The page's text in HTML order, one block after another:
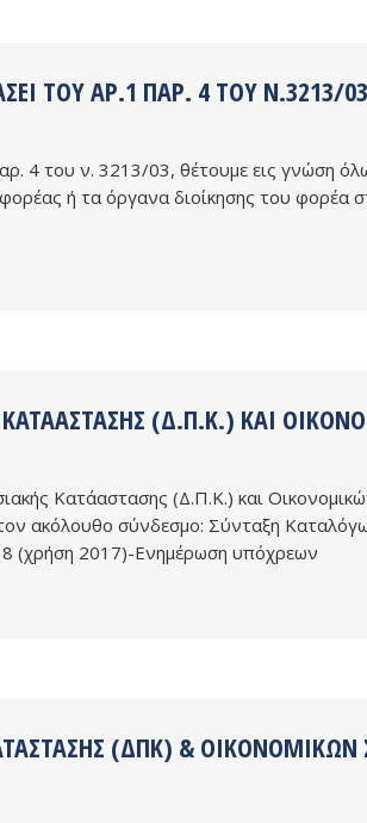
ΤΟΥ ΑΡ.1 ΠΑΡ. 4 ΤΟΥ Ν.3213/03
4 του ν. 3213/03, θέτουμε εις γνώση
ή τα όργανα διοίκησης του φορέα
ΚΑΤΆΑΣΤΑΣΗΣ (Δ.Π.Κ.) ΚΑΙ
Κατάαστασης (Δ.Π.Κ.) και
ακόλουθο σύνδεσμο: Σύνταξη
(χρήση 2017)-Ενημέρωση υπόχρεων
(ΔΠΚ) &